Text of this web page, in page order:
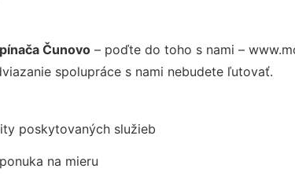
Čunovo – poďte do toho s nami –
spolupráce s nami nebudete ľutovať.
poskytovaných služieb
na mieru